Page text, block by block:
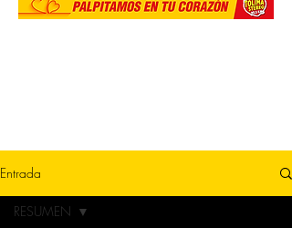
Entrada
RESUMEN